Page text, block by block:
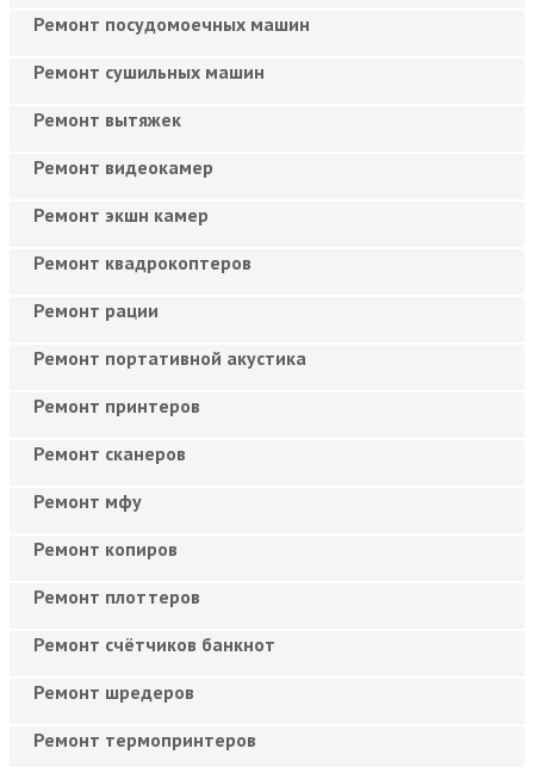
Ремонт посудомоечных машин
Ремонт сушильных машин
Ремонт вытяжек
Ремонт видеокамер
Ремонт экшн камер
Ремонт квадрокоптеров
Ремонт рации
Ремонт портативной акустика
Ремонт принтеров
Ремонт сканеров
Ремонт мфу
Ремонт копиров
Ремонт плоттеров
Ремонт счётчиков банкнот
Ремонт шредеров
Ремонт термопринтеров